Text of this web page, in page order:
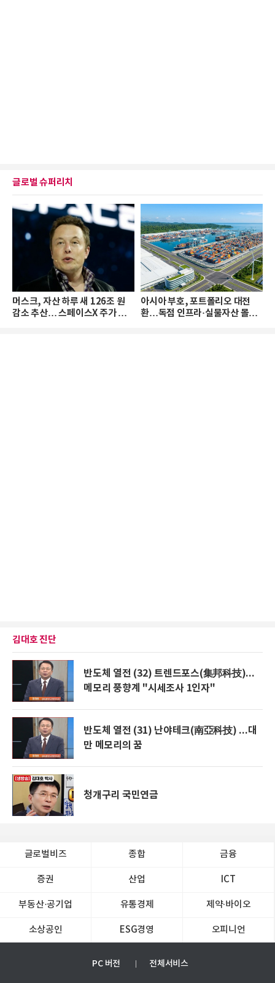
글로벌 슈퍼리치
머스크, 자산 하루 새 126조 원
감소 추산… 스페이스X 주가 하
아시아 부호, 포트폴리오 대전
환…독점 인프라·실물자산 몰린
김대호 진단
반도체 열전 (32) 트렌드포스(集邦科技)...
메모리 풍향계 "시세조사 1인자"
반도체 열전 (31) 난야테크(南亞科技) ...대
만 메모리의 꿈
청개구리 국민연금
글로벌비즈 종합 금융
증권 산업 ICT
부동산·공기업 유통경제 제약∙바이오
소상공인 ESG경영 오피니언
PC 버전 전체서비스